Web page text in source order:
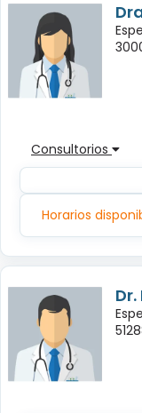
Consultorios
Horarios